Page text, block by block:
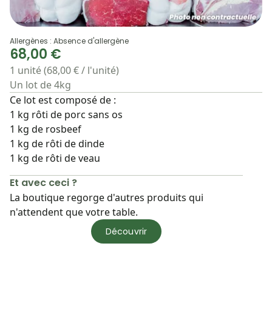
Allergènes : Absence d'allergène
68,00 €
1 unité (68,00 € / l'unité)
Un lot de 4kg
Ce lot est composé de :
1 kg rôti de porc sans os
1 kg de rosbeef
1 kg de rôti de dinde
1 kg de rôti de veau
Et avec ceci ?
La boutique regorge d'autres produits qui
n'attendent que votre table.
Découvrir